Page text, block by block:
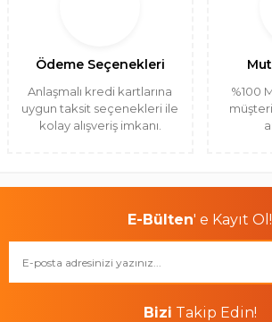
Ödeme Seçenekleri
Anlaşmalı kredi kartlarına
uygun taksit seçenekleri ile
kolay alışveriş imkanı.
%100
E-Bülten' e Kayıt Ol!
Bizi Takip Edin!